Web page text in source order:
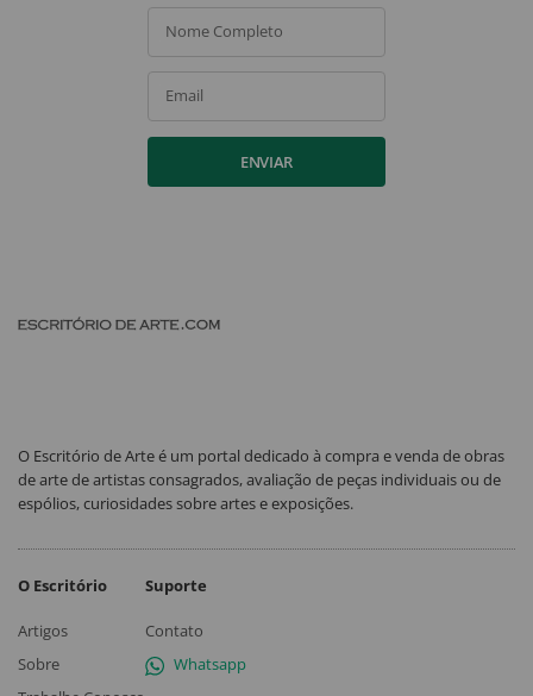
Nome Completo
Email
ENVIAR
O Escritório de Arte é um portal dedicado à compra e venda de obras
de arte de artistas consagrados, avaliação de peças individuais ou de
espólios, curiosidades sobre artes e exposições.
O Escritório
Artigos
Sobre
Suporte
Contato
Whatsapp